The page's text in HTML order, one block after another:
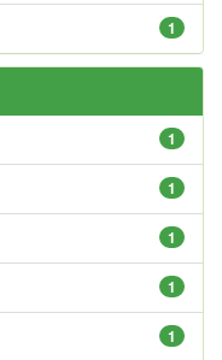
1
1
1
1
1
1